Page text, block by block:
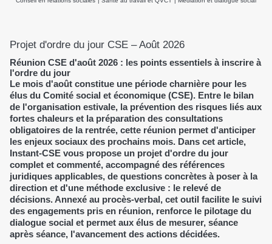
Projet d'ordre du jour CSE – Août 2026
Réunion CSE d'août 2026 : les points essentiels à inscrire à
l'ordre du jour
Le mois d'août constitue une période charnière pour les
élus du Comité social et économique (CSE). Entre le bilan
de l'organisation estivale, la prévention des risques liés aux
fortes chaleurs et la préparation des consultations
obligatoires de la rentrée, cette réunion permet d'anticiper
les enjeux sociaux des prochains mois. Dans cet article,
Instant-CSE vous propose un projet d'ordre du jour
complet et commenté, accompagné des références
juridiques applicables, de questions concrètes à poser à la
direction et d'une méthode exclusive : le relevé de
décisions. Annexé au procès-verbal, cet outil facilite le suivi
des engagements pris en réunion, renforce le pilotage du
dialogue social et permet aux élus de mesurer, séance
après séance, l'avancement des actions décidées.